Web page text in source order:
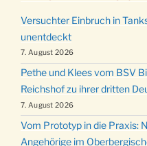
Versuchter Einbruch in
unentdeckt
7. August 2026
Pethe und Klees vom BSV
Reichshof zu ihrer dritten
7. August 2026
Vom Prototyp in die Praxis:
Angehörige im